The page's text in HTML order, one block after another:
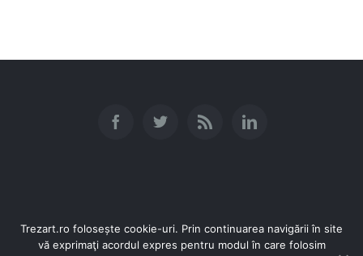
© Copyright 2016 SC TREZART SRL | Toate drepturile rezervate
Trezart.ro folosește cookie-uri. Prin continuarea navigării în site
vă exprimaţi acordul expres pentru modul în care folosim